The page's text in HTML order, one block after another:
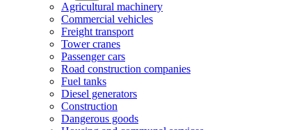
Agricultural machinery
Commercial vehicles
Freight transport
Tower cranes
Passenger cars
Road construction companies
Fuel tanks
Diesel generators
Construction
Dangerous goods